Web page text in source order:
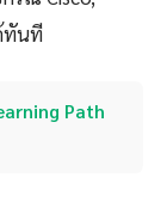
ทันที
Path